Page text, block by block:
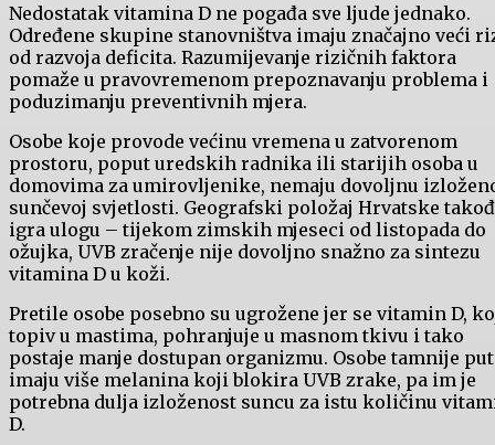
Nedostatak vitamina D ne pogađa sve ljude jednako.
Određene skupine stanovništva imaju značajno veći
od razvoja deficita. Razumijevanje rizičnih faktora
pomaže u pravovremenom prepoznavanju problema i
poduzimanju preventivnih mjera.
Osobe koje provode većinu vremena u zatvorenom
prostoru, poput uredskih radnika ili starijih osoba u
domovima za umirovljenike, nemaju dovoljnu
sunčevoj svjetlosti. Geografski položaj Hrvatske
igra ulogu – tijekom zimskih mjeseci od listopada do
ožujka, UVB zračenje nije dovoljno snažno za sintezu
vitamina D u koži.
Pretile osobe posebno su ugrožene jer se vitamin D,
topiv u mastima, pohranjuje u masnom tkivu i tako
postaje manje dostupan organizmu. Osobe tamnije
imaju više melanina koji blokira UVB zrake, pa im je
potrebna dulja izloženost suncu za istu količinu
D.